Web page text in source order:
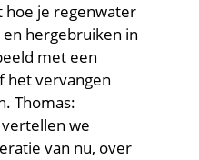
hoe je regenwater
hergebruiken in
met een
het vervangen
Thomas:
we
van nu, over